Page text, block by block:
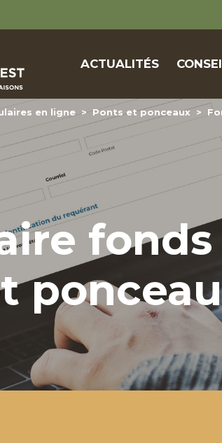
ACTUALITÉS
en ligne > Ponts et ponceaux >